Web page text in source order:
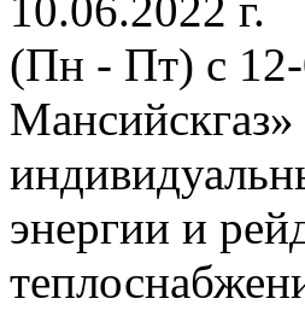
(Пн - Пт) с
Мансийскгаз»
энергии и